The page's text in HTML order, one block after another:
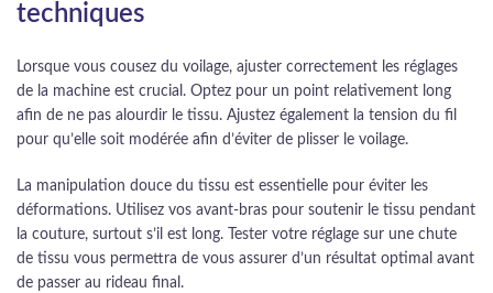
techniques
Lorsque vous cousez du voilage, ajuster correctement les réglages
de la machine est crucial. Optez pour un point relativement long
afin de ne pas alourdir le tissu. Ajustez également la tension du fil
pour qu’elle soit modérée afin d’éviter de plisser le voilage.
La manipulation douce du tissu est essentielle pour éviter les
déformations. Utilisez vos avant-bras pour soutenir le tissu pendant
la couture, surtout s’il est long. Tester votre réglage sur une chute
de tissu vous permettra de vous assurer d’un résultat optimal avant
de passer au rideau final.